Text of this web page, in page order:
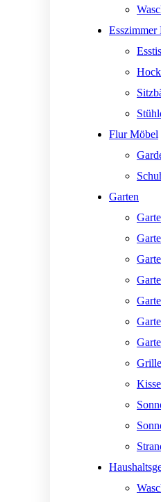
Esszimmer
Flur Möbel
Garten